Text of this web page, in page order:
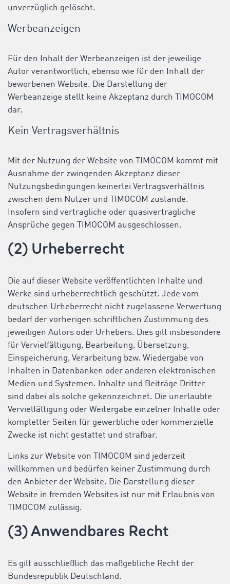
unverzüglich gelöscht.
Werbeanzeigen
Für den Inhalt der Werbeanzeigen ist der jeweilige
Autor verantwortlich, ebenso wie für den Inhalt der
beworbenen Website. Die Darstellung der
Werbeanzeige stellt keine Akzeptanz durch TIMOCOM
dar.
Kein Vertragsverhältnis
Mit der Nutzung der Website von TIMOCOM kommt mit
Ausnahme der zwingenden Akzeptanz dieser
Nutzungsbedingungen keinerlei Vertragsverhältnis
zwischen dem Nutzer und TIMOCOM zustande.
Insofern sind vertragliche oder quasivertragliche
Ansprüche gegen TIMOCOM ausgeschlossen.
(2) Urheberrecht
Die auf dieser Website veröffentlichten Inhalte und
Werke sind urheberrechtlich geschützt. Jede vom
deutschen Urheberrecht nicht zugelassene Verwertung
bedarf der vorherigen schriftlichen Zustimmung des
jeweiligen Autors oder Urhebers. Dies gilt insbesondere
für Vervielfältigung, Bearbeitung, Übersetzung,
Einspeicherung, Verarbeitung bzw. Wiedergabe von
Inhalten in Datenbanken oder anderen elektronischen
Medien und Systemen. Inhalte und Beiträge Dritter
sind dabei als solche gekennzeichnet. Die unerlaubte
Vervielfältigung oder Weitergabe einzelner Inhalte oder
kompletter Seiten für gewerbliche oder kommerzielle
Zwecke ist nicht gestattet und strafbar.
Links zur Website von TIMOCOM sind jederzeit
willkommen und bedürfen keiner Zustimmung durch
den Anbieter der Website. Die Darstellung dieser
Website in fremden Websites ist nur mit Erlaubnis von
TIMOCOM zulässig.
(3) Anwendbares Recht
Es gilt ausschließlich das maßgebliche Recht der
Bundesrepublik Deutschland.